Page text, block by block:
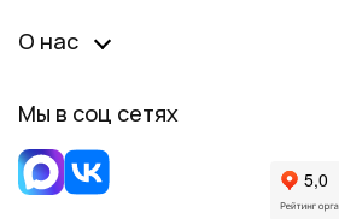
О нас
Мы в соц сетях